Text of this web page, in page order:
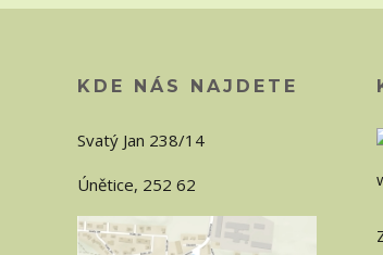
KDE NÁS NAJDETE
Svatý Jan 238/14
Únětice, 252 62